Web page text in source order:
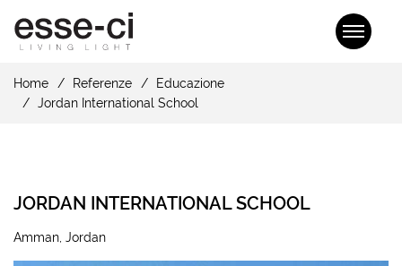
Home Referenze
Educazione
Jordan International School
JORDAN INTERNATIONAL SCHOOL
Amman, Jordan